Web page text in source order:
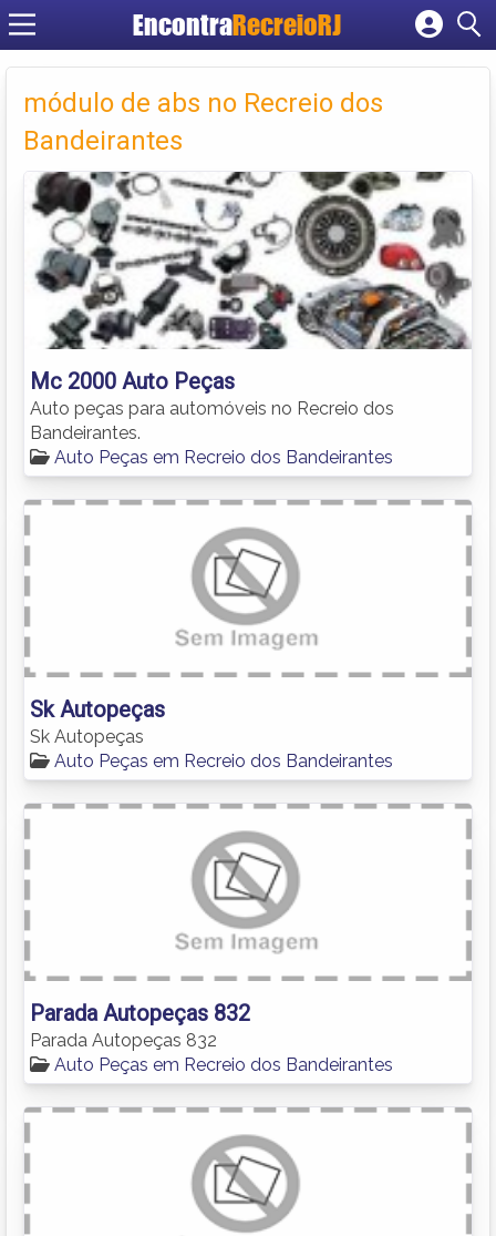
EncontraRecreioRJ
Cadastrar empresa
Criar conta
módulo de abs no Recreio dos
Bandeirantes
Mc 2000 Auto Peças
Auto peças para automóveis no Recreio dos
Bandeirantes.
Auto Peças em Recreio dos Bandeirantes
Sk Autopeças
Sk Autopeças
Auto Peças em Recreio dos Bandeirantes
Parada Autopeças 832
Parada Autopeças 832
Auto Peças em Recreio dos Bandeirantes